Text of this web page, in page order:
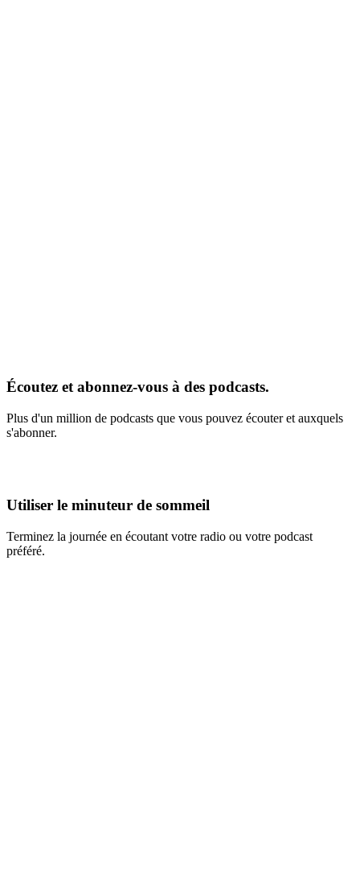
Écoutez et abonnez-vous à des podcasts.
Plus d'un million de podcasts que vous pouvez écouter et auxquels
s'abonner.
Utiliser le minuteur de sommeil
Terminez la journée en écoutant votre radio ou votre podcast
préféré.